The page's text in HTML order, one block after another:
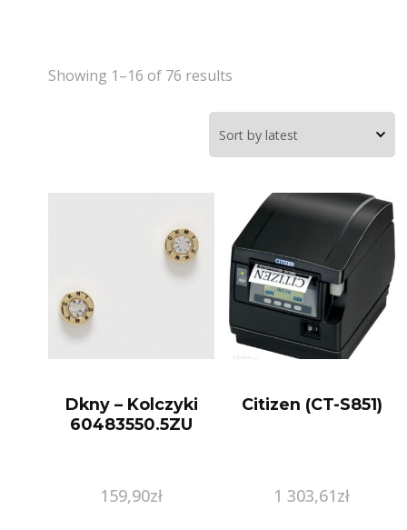
Showing 1–16 of 76 results
Dkny – Kolczyki
60483550.5ZU
159,90zł
Citizen (CT-S851)
1 303,61zł